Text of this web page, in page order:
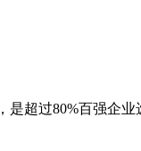
超过80%百强企